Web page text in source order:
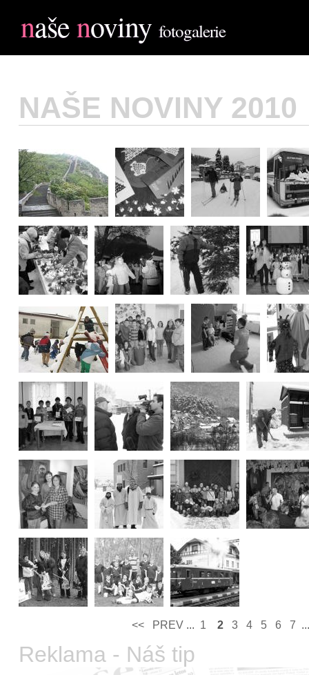
našenoviny fotogalerie
NAŠE NOVINY 2010
<< PREV­ ... 1 2 3 4 5 6 7
Reklama - Náš tip